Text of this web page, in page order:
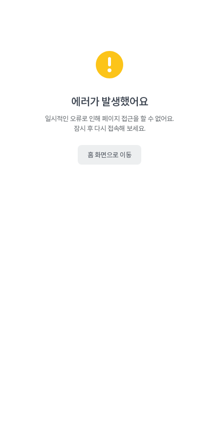
에러가 발생했어요
일시적인 오류로 인해 페이지 접근을 할 수 없어요.
잠시 후 다시 접속해 보세요.
홈 화면으로 이동